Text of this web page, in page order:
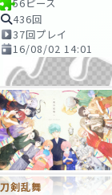
56ピース
436回
37回プレイ
16/08/02 14:01
刀剣乱舞